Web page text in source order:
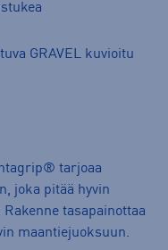
GRAVEL kuvioitu
tarjoaa
joka pitää hyvin
tasapainottaa
maantiejuoksuun.